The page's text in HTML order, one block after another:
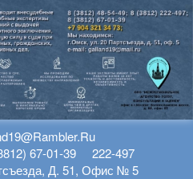
67-01-39 222-497
Д. 51, Офис № 5